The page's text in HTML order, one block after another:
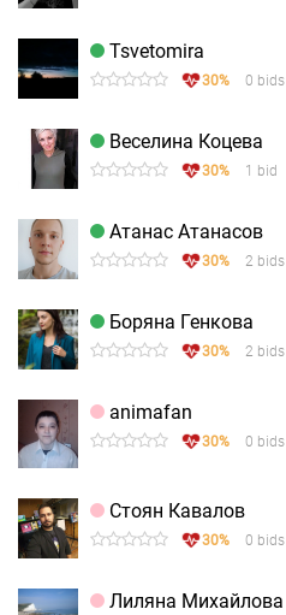
Tsvetomira
30% 0 bids
Веселина Коцева
30% 1 bid
Атанас Атанасов
30% 2 bids
Боряна Генкова
30% 2 bids
animafan
30% 0 bids
Стоян Кавалов
30% 0 bids
Лиляна Михайлова